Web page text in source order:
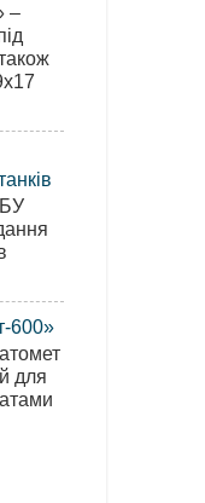
–
600»
для